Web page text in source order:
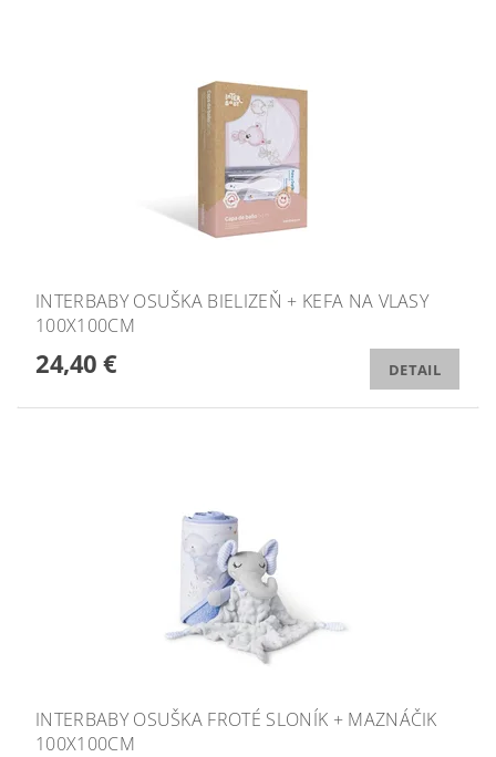
INTERBABY OSUŠKA BIELIZEŇ + KEFA NA VLASY
100X100CM
24,40 € DETAIL
INTERBABY OSUŠKA FROTÉ SLONÍK + MAZNÁČIK
100X100CM